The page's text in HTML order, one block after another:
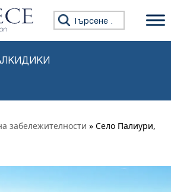
Търсене за:
забележителности » Село Палиури,